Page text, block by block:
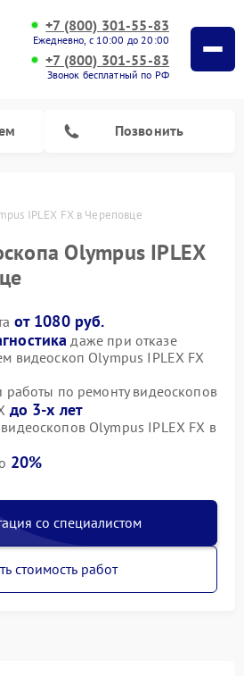
+7 (800) 301-55-83
Ежедневно, с 10:00 до 20:00
+7 (800) 301-55-83
Звонок бесплатный по РФ
Позвонить
IPLEX FX в Череповце
Olympus IPLEX
от 1080 руб.
даже при отказе
видеоскоп Olympus IPLEX FX
работы по ремонту видеоскопов
до 3-х лет
Olympus IPLEX FX в
20%
со специалистом
стоимость работ